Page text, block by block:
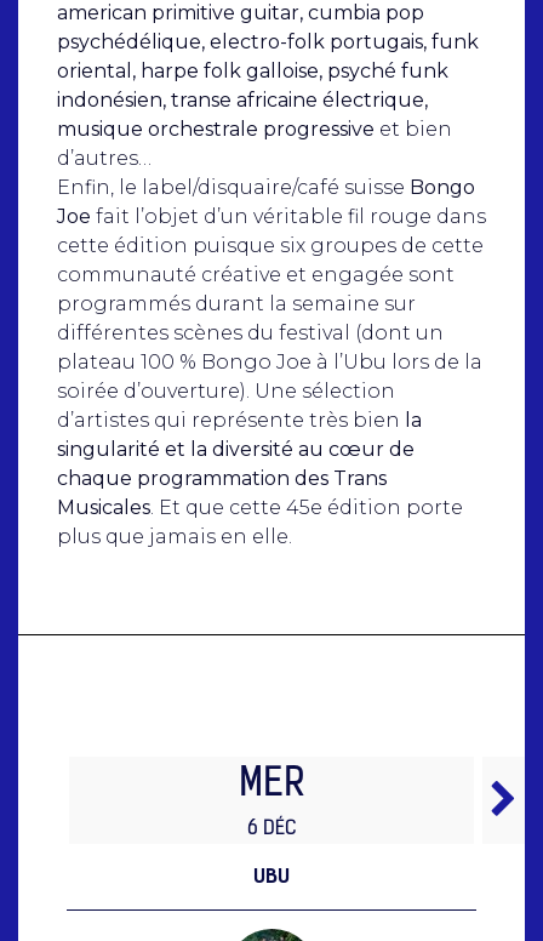
american primitive guitar, cumbia pop
psychédélique, electro-folk portugais, funk
oriental, harpe folk galloise, psyché funk
indonésien, transe africaine électrique,
musique orchestrale progressive et bien
d’autres…
Enfin, le label/disquaire/café suisse Bongo
Joe fait l’objet d’un véritable fil rouge dans
cette édition puisque six groupes de cette
communauté créative et engagée sont
programmés durant la semaine sur
différentes scènes du festival (dont un
plateau 100 % Bongo Joe à l’Ubu lors de la
soirée d’ouverture). Une sélection
d’artistes qui représente très bien la
singularité et la diversité au cœur de
chaque programmation des Trans
Musicales. Et que cette 45e édition porte
plus que jamais en elle.
MER
6 DÉC
UBU